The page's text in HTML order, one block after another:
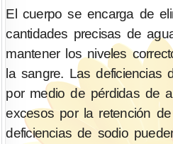
El cuerpo se encarga de
cantidades precisas de
mantener los niveles
la sangre. Las deficiencias
por medio de pérdidas de
excesos por la retención
deficiencias de sodio